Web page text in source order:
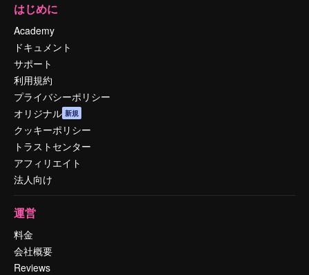
はじめに
Academy
ドキュメント
サポート
利用規約
プライバシーポリシー
オリジナル 新規
クッキーポリシー
トラストセンター
アフィリエイト
法人向け
運営
料金
会社概要
Reviews